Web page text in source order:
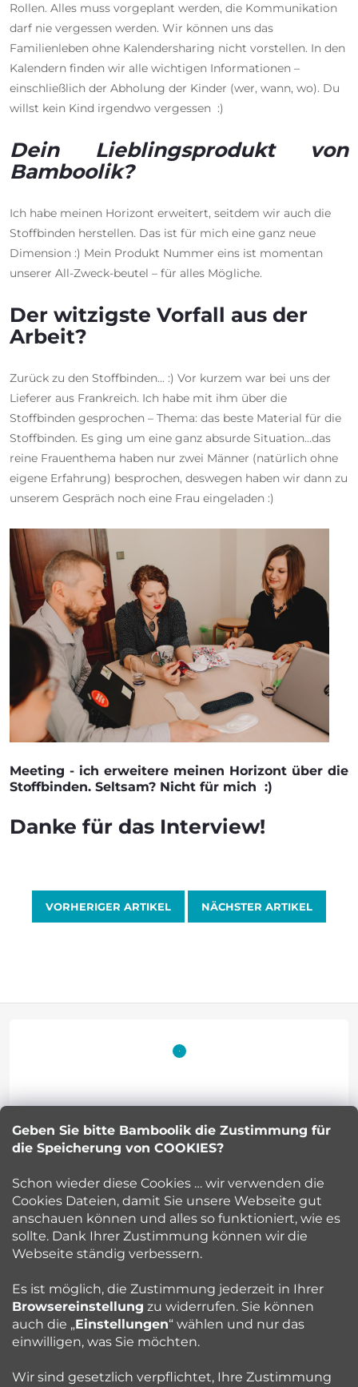
Geben Sie bitte Bamboolik die Zustimmung für
die Speicherung von COOKIES?
Schon wieder diese Cookies … wir verwenden die
Cookies Dateien, damit Sie unsere Webseite gut
anschauen können und alles so funktioniert, wie es
sollte. Dank Ihrer Zustimmung können wir die
Webseite ständig verbessern.
Es ist möglich, die Zustimmung jederzeit in Ihrer
Browsereinstellung zu widerrufen. Sie können
auch die „Einstellungen“ wählen und nur das
einwilligen, was Sie möchten.
Wir sind gesetzlich verpflichtet, Ihre Zustimmung
Rollen. Alles muss vorgeplant werden, die Kommunikation
darf nie vergessen werden. Wir können uns das
Familienleben ohne Kalendersharing nicht vorstellen. In den
Kalendern finden wir alle wichtigen Informationen –
einschließlich der Abholung der Kinder (wer, wann, wo). Du
willst kein Kind irgendwo vergessen :)
Dein Lieblingsprodukt von
Bamboolik?
Ich habe meinen Horizont erweitert, seitdem wir auch die
Stoffbinden herstellen. Das ist für mich eine ganz neue
Dimension :) Mein Produkt Nummer eins ist momentan
unserer All-Zweck-beutel – für alles Mögliche.
Der witzigste Vorfall aus der
Arbeit?
Zurück zu den Stoffbinden... :) Vor kurzem war bei uns der
Lieferer aus Frankreich. Ich habe mit ihm über die
Stoffbinden gesprochen – Thema: das beste Material für die
Stoffbinden. Es ging um eine ganz absurde Situation…das
reine Frauenthema haben nur zwei Männer (natürlich ohne
eigene Erfahrung) besprochen, deswegen haben wir dann zu
unserem Gespräch noch eine Frau eingeladen :)
Meeting - ich erweitere meinen Horizont über die
Stoffbinden. Seltsam? Nicht für mich :)
Danke für das Interview!
VORHERIGER ARTIKEL NÄCHSTER ARTIKEL
ß
z
e
eBamboolik
Kundenservice
Beratung
Petra Kuncova